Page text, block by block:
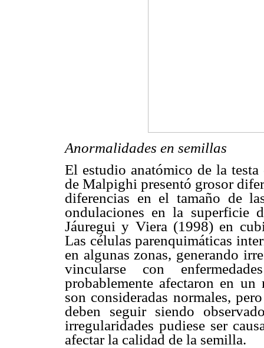
Anormalidades en semillas
El estudio anatómico de la
de Malpighi presentó grosor
diferencias en el tamaño de
ondulaciones en la superficie
Jáuregui y Viera (1998) en
Las células parenquimáticas
en algunas zonas, generando
vincularse con
probablemente afectaron en
son consideradas normales,
deben seguir siendo
irregularidades pudiese ser
afectar la calidad de la semilla.